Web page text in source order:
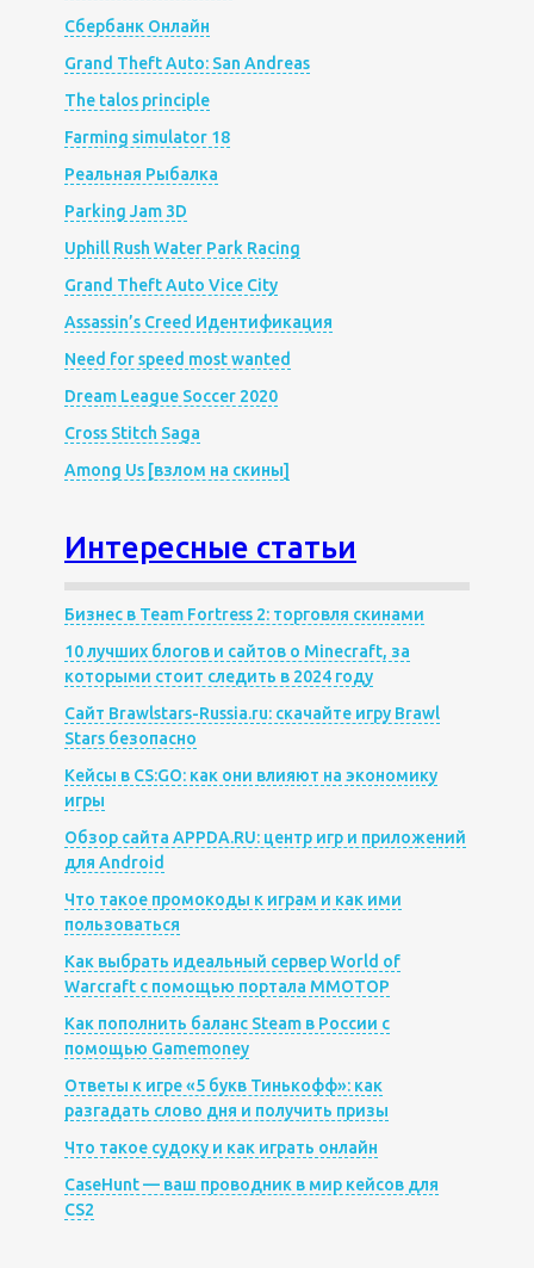
Сбербанк Онлайн
Grand Theft Auto: San Andreas
The talos principle
Farming simulator 18
Реальная Рыбалка
Parking Jam 3D
Uphill Rush Water Park Racing
Grand Theft Auto Vice City
Assassin’s Creed Идентификация
Need for speed most wanted
Dream League Soccer 2020
Cross Stitch Saga
Among Us [взлом на скины]
Интересные статьи
Бизнес в Team Fortress 2: торговля скинами
10 лучших блогов и сайтов о Minecraft, за
которыми стоит следить в 2024 году
Сайт Brawlstars-Russia.ru: скачайте игру Brawl
Stars безопасно
Кейсы в CS:GO: как они влияют на экономику
игры
Обзор сайта APPDA.RU: центр игр и приложений
для Android
Что такое промокоды к играм и как ими
пользоваться
Как выбрать идеальный сервер World of
Warcraft с помощью портала MMOTOP
Как пополнить баланс Steam в России с
помощью Gamemoney
Ответы к игре «5 букв Тинькофф»: как
разгадать слово дня и получить призы
Что такое судоку и как играть онлайн
CaseHunt — ваш проводник в мир кейсов для
CS2